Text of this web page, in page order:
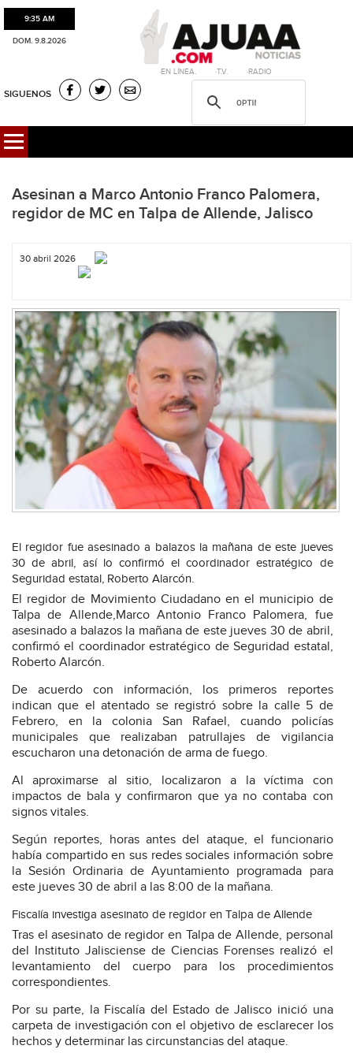
9:35 AM
DOM. 9.8.2026
·EN LÍNEA. ·T.V. ·RADIO
SIGUENOS
Asesinan a Marco Antonio Franco Palomera,
regidor de MC en Talpa de Allende, Jalisco
30 abril 2026
El regidor fue asesinado a balazos la mañana de este jueves
30 de abril, así lo confirmó el coordinador estratégico de
Seguridad estatal, Roberto Alarcón.
El regidor de Movimiento Ciudadano en el municipio de
Talpa de Allende,Marco Antonio Franco Palomera, fue
asesinado a balazos la mañana de este jueves 30 de abril,
confirmó el coordinador estratégico de Seguridad estatal,
Roberto Alarcón.
De acuerdo con información, los primeros reportes
indican que el atentado se registró sobre la calle 5 de
Febrero, en la colonia San Rafael, cuando policías
municipales que realizaban patrullajes de vigilancia
escucharon una detonación de arma de fuego.
Al aproximarse al sitio, localizaron a la víctima con
impactos de bala y confirmaron que ya no contaba con
signos vitales.
Según reportes, horas antes del ataque, el funcionario
había compartido en sus redes sociales información sobre
la Sesión Ordinaria de Ayuntamiento programada para
este jueves 30 de abril a las 8:00 de la mañana.
Fiscalía investiga asesinato de regidor en Talpa de Allende
Tras el asesinato de regidor en Talpa de Allende, personal
del Instituto Jalisciense de Ciencias Forenses realizó el
levantamiento del cuerpo para los procedimientos
correspondientes.
Por su parte, la Fiscalía del Estado de Jalisco inició una
carpeta de investigación con el objetivo de esclarecer los
hechos y determinar las circunstancias del ataque.